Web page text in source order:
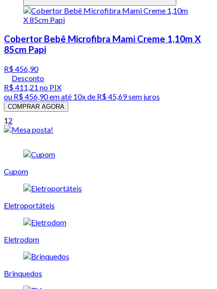
Cobertor Bebê Microfibra Mami Creme 1,10m X
85cm Papi
R$ 456,90
Desconto
R$ 411,21 no PIX
ou R$ 456,90em até 10x de R$ 45,69 sem juros
COMPRAR AGORA
12
Cupom
Eletroportáteis
Eletrodom
Brinquedos